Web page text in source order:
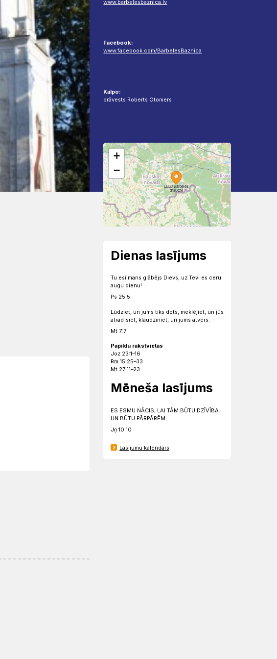
www.barbelesbaznica.lv
Facebook:
www.facebook.com/BarbelesBaznica
Kalpo:
prāvests Roberts Otomers
LELB Bārbeles
draudze
+
−
Dienas lasījums
Tu esi mans glābējs Dievs, uz Tevi es ceru
augu dienu!
Ps 25:5
Lūdziet, un jums tiks dots, meklējiet, un jūs
atradīsiet, klaudziniet, un jums atvērs.
Mt 7:7
Papildu rakstvietas
Joz 23:1–16
Rm 15:25–33
Mt 27:11–23
Mēneša lasījums
ES ESMU NĀCIS, LAI TĀM BŪTU DZĪVĪBA
UN BŪTU PĀRPĀRĒM.
Jņ 10:10
Lasījumu kalendārs